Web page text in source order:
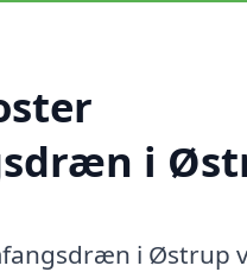
i
i Østrup